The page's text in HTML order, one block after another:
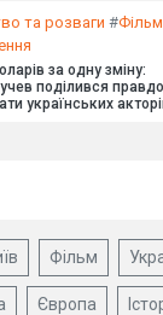
та розваги #Фільм
за одну зміну:
поділився
українських
Фільм
Європа